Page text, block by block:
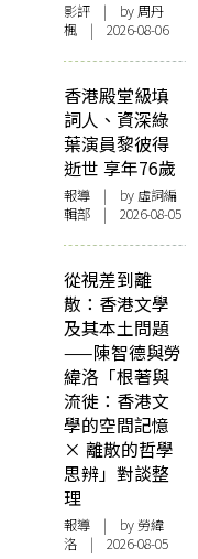
影評 | by周丹
楓 | 2026-08-06
香港殿堂級填
詞人、資深綠
葉演員黎彼得
逝世 享年76歲
報導 | by 虛詞編
輯部 | 2026-08-05
從視差到離
散：香港文學
及其本土問題
——陳智德與勞
緯洛「根著與
流徙：香港文
學的空間記憶
× 離散的哲學
思辨」對談整
理
報導 | by 勞緯
洛 | 2026-08-05